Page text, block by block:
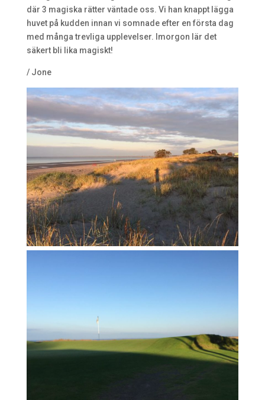
där 3 magiska rätter väntade oss. Vi han knappt lägga
huvet på kudden innan vi somnade efter en första dag
med många trevliga upplevelser. Imorgon lär det
säkert bli lika magiskt!
/ Jone